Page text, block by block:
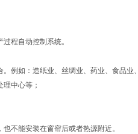
程自动控制系统。
例如：造纸业、丝绸业、药业、食品业
中心等；
不能安装在窗帘后或者热源附近。